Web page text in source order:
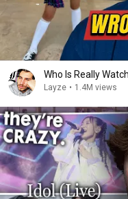
Who Is Really
Layze • 1.4M views